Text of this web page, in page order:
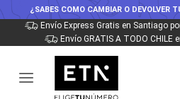
¿SABES COMO CAMBIAR O DEVOLVER
Saltar
al
Envío Express Gratis en Santiago
Envío GRATIS A TODO